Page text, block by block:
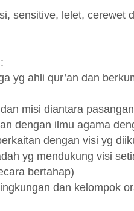
sensitive, lelet, cerewet
yg ahli qur’an dan
misi diantara
dengan ilmu agama
dengan visi yg
yg mendukung visi
bertahap)
dan kelompok